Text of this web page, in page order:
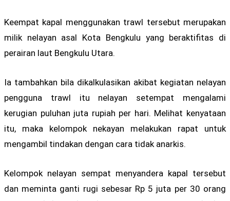
Keempat kapal menggunakan trawl tersebut merupakan
milik nelayan asal Kota Bengkulu yang beraktifitas di
perairan laut Bengkulu Utara.
Ia tambahkan bila dikalkulasikan akibat kegiatan nelayan
pengguna trawl itu nelayan setempat mengalami
kerugian puluhan juta rupiah per hari. Melihat kenyataan
itu, maka kelompok nekayan melakukan rapat untuk
mengambil tindakan dengan cara tidak anarkis.
Kelompok nelayan sempat menyandera kapal tersebut
dan meminta ganti rugi sebesar Rp 5 juta per 30 orang